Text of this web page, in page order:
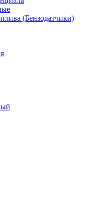
(Бензодатчики)